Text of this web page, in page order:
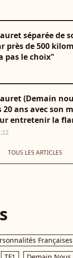
séparée de
près de 500
pas le choix"
(Demain
ans avec son
entretenir la
TOUS LES ARTICLES
Françaises